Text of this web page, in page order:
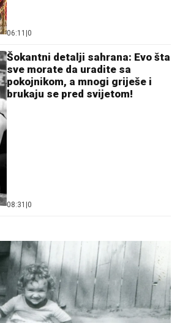
06:11 0
Šokantni detalji sahrana: Evo šta
sve morate da uradite sa
pokojnikom, a mnogi griješe i
brukaju se pred svijetom!
08:31 0